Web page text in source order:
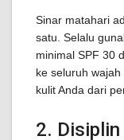
Sinar matahari
satu. Selalu
minimal SPF 30
ke seluruh
kulit Anda dari
2.